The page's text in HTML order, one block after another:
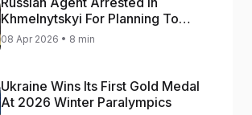
Khmelnytskyi For Planning To
Blow Up Military Cars
08 Apr 2026 • 8 min
Ukraine Wins Its First Gold Medal
At 2026 Winter Paralympics